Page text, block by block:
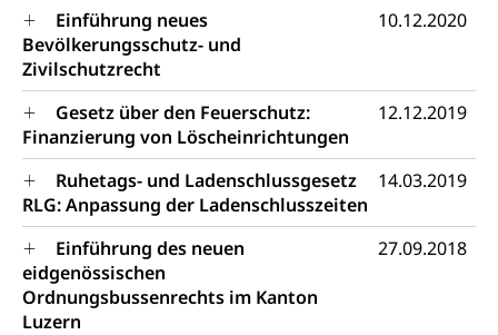
Einführung neues
Bevölkerungsschutz- und
Zivilschutzrecht
10.12.2020
Gesetz über den Feuerschutz:
Finanzierung von Löscheinrichtungen
12.12.2019
Ruhetags- und Ladenschlussgesetz
RLG: Anpassung der Ladenschlusszeiten
14.03.2019
Einführung des neuen
eidgenössischen
Ordnungsbussenrechts im Kanton
Luzern
27.09.2018
Abfallentsorgung, Kehrichtabfuhr, Müllabfuhr
Abfall und Entsorgung
Gemeindeverbände für Abfallentsorgung
Boden, Natur und Landschaft
Bodenschutz, Landschaftsschutz, Gewässerschutz,
Naturschutz, Umweltschutz
Natur (Dienststelle Landwirtschaft und
Wald)
Natur- und Lanschaftsschutz (GEO-Portal
rawi)
Boden
Chemie und Gifte
Giftabfälle, Giftmüll, Schadstoffe, Giftstoffe, Störfall
Sonderabfälle und Gifte (Umweltberatung
Luzern)
Eigentum
Liegenschaft, Immobilie, Grundstück